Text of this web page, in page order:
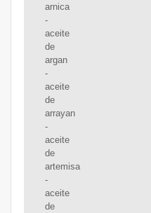
arnica
-
aceite
de
argan
-
aceite
de
arrayan
-
aceite
de
artemisa
-
aceite
de